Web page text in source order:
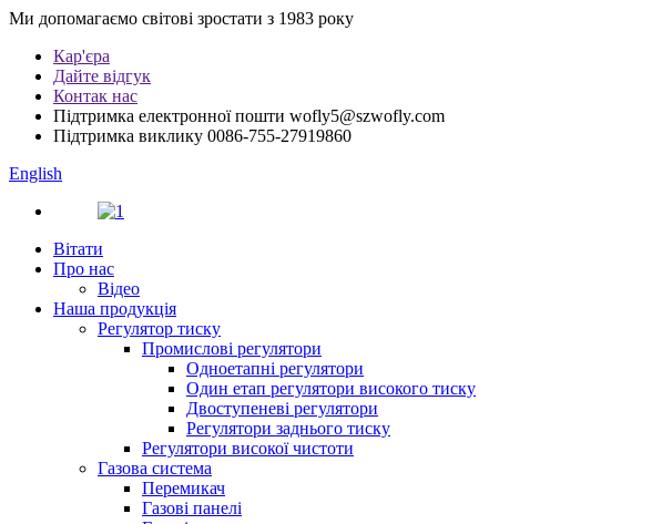
Ми допомагаємо світові зростати з 1983 року
Кар'єра
Дайте відгук
Контак нас
Підтримка електронної пошти wofly5@szwofly.com
Підтримка виклику 0086-755-27919860
English
Вітати
Про нас
Відео
Наша продукція
Регулятор тиску
Промислові регулятори
Одноетапні регулятори
Один етап регулятори високого тиску
Двоступеневі регулятори
Регулятори заднього тиску
Регулятори високої чистоти
Газова система
Перемикач
Газові панелі